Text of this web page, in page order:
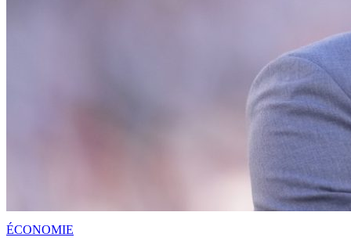
ÉCONOMIE